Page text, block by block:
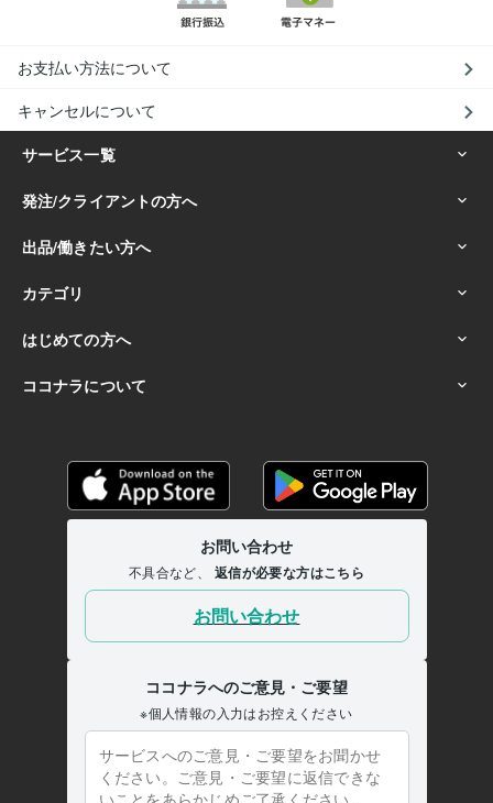
お支払い方法について
キャンセルについて